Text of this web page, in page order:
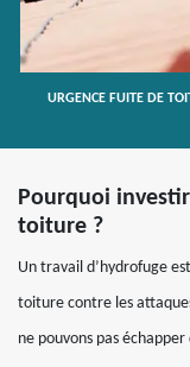
URGENCE FUITE DE
Pourquoi
toiture ?
Un travail d’hydrofuge
toiture contre les
ne pouvons pas